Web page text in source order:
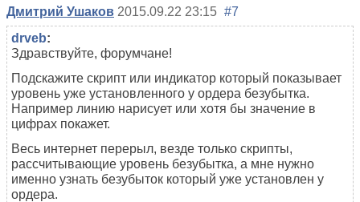
Дмитрий Ушаков 2015.09.22 23:15 #7
drveb:
Здравствуйте, форумчане!
Подскажите скрипт или индикатор который показывает
уровень уже установленного у ордера безубытка.
Например линию нарисует или хотя бы значение в
цифрах покажет.
Весь интернет перерыл, везде только скрипты,
рассчитывающие уровень безубытка, а мне нужно
именно узнать безубыток который уже установлен у
ордера.